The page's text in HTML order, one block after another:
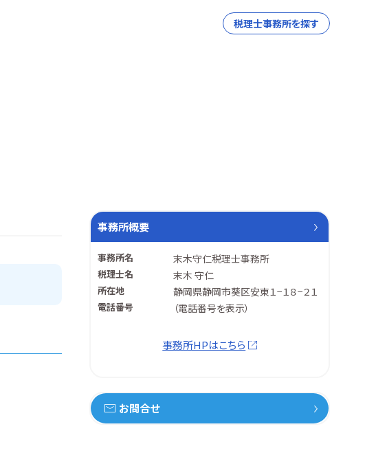
税理士事務所を探す
事務所概要
事務所名 末木守仁税理士事務所
税理士名 末木 守仁
所在地 静岡県静岡市葵区安東１−１８−２１
電話番号 （電話番号を表示）
事務所HPはこちら
お問合せ